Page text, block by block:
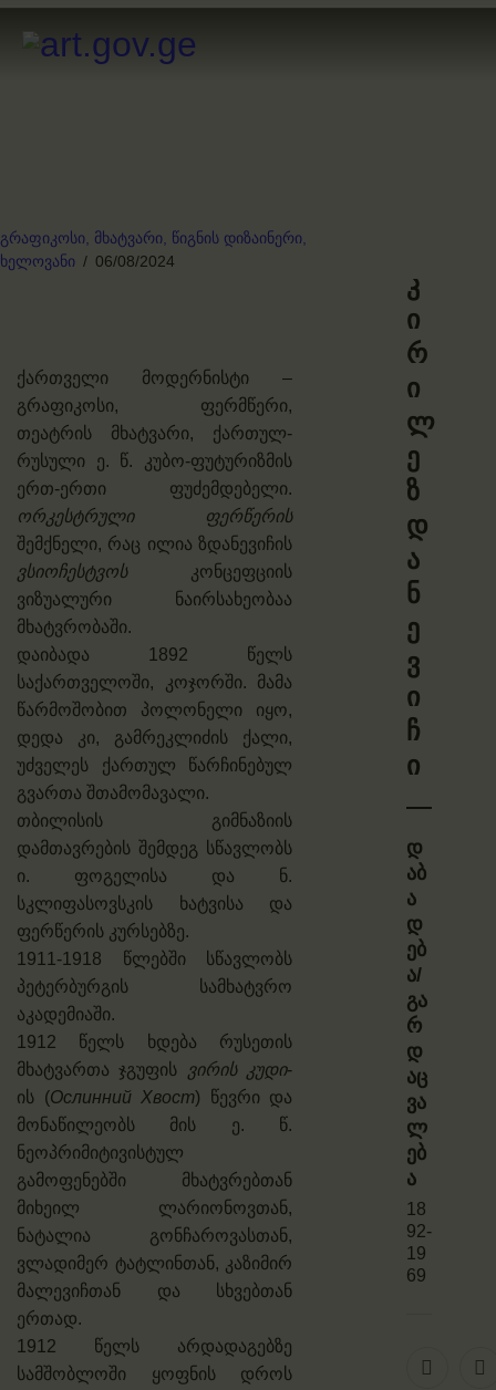
გრაფიკოსი, მხატვარი, წიგნის დიზაინერი,
ხელოვანი
06/08/2024
ქართველი მოდერნისტი –
გრაფიკოსი, ფერმწერი,
თეატრის მხატვარი, ქართულ-
რუსული ე. წ. კუბო-ფუტურიზმის
ერთ-ერთი ფუძემდებელი.
ორკესტრული ფერწერის
შემქნელი, რაც ილია ზდანევიჩის
ვსიოჩესტვოსკონცეფციის
ვიზუალური ნაირსახეობაა
მხატვრობაში.
დაიბადა 1892 წელს
საქართველოში, კოჯორში. მამა
წარმოშობით პოლონელი იყო,
დედა კი, გამრეკლიძის ქალი,
უძველეს ქართულ წარჩინებულ
გვართა შთამომავალი.
თბილისის გიმნაზიის
დამთავრების შემდეგ სწავლობს
ი. ფოგელისა და ნ.
სკლიფასოვსკის ხატვისა და
ფერწერის კურსებზე.
1911-1918 წლებში სწავლობს
პეტერბურგის სამხატვრო
აკადემიაში.
1912 წელს ხდება რუსეთის
მხატვართა ჯგუფის
ვირის კუდი-
ის (Ослинний Хвост) წევრი და
მონაწილეობს მის ე. წ.
ნეოპრიმიტივისტულ
გამოფენებში მხატვრებთან
მიხეილ ლარიონოვთან,
ნატალია გონჩაროვასთან,
ვლადიმერ ტატლინთან, კაზიმირ
მალევიჩთან და სხვებთან
ერთად.
1912 წელს არდადაგებზე
სამშობლოში ყოფნის დროს
კ
ი
რ
ი
ლ
ე
ზ
დ
ა
ნ
ე
ვ
ი
ჩ
ი
დ
აბ
ა
დ
ებ
ა/
გა
რ
დ
აც
ვა
ლ
ებ
ა
18
92-
19
69